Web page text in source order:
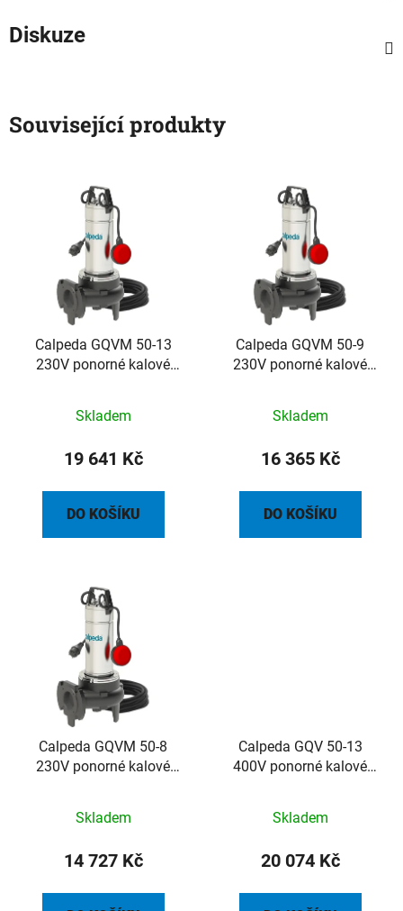
Diskuze
Související produkty
Calpeda GQVM 50-13
230V ponorné kalové
Skladem
19 641 Kč
DO KOŠÍKU
Calpeda GQVM 50-9
230V ponorné kalové
Skladem
16 365 Kč
DO KOŠÍKU
Calpeda GQVM 50-8
230V ponorné kalové
Skladem
14 727 Kč
Calpeda GQV 50-13
400V ponorné kalové
Skladem
20 074 Kč